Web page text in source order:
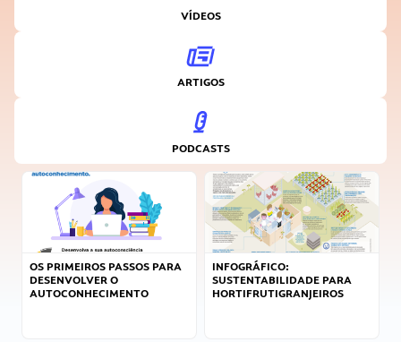
VÍDEOS
ARTIGOS
PODCASTS
OS PRIMEIROS PASSOS PARA
DESENVOLVER O
AUTOCONHECIMENTO
INFOGRÁFICO:
SUSTENTABILIDADE PARA
HORTIFRUTIGRANJEIROS